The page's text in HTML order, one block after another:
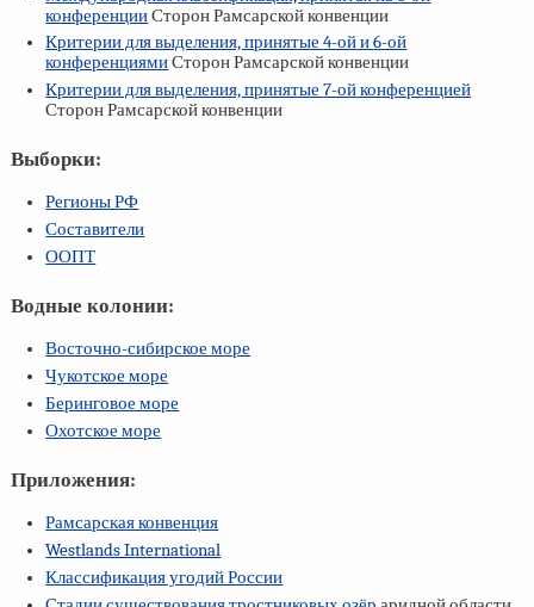
конференцииСторон Рамсарской конвенции
Критерии для выделения, принятые4-ойи6-ой
конференциямиСторон Рамсарской конвенции
Критерии для выделения, принятые7-ойконференцией
Сторон Рамсарской конвенции
Выборки:
Регионы РФ
Составители
ООПТ
Водные колонии:
Восточно-сибирское море
Чукотское море
Беринговое море
Охотское море
Приложения:
Рамсарская конвенция
Westlands International
Классификация угодий России